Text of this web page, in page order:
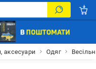
аксесуари Одяг